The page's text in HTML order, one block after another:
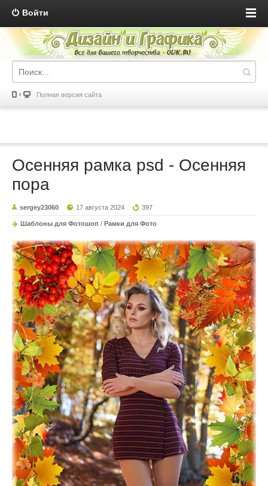
Войти
Полная версия сайта
Осенняя рамка psd - Осенняя
пора
sergey23060 17 августа 2024 397
Шаблоны для Фотошоп / Рамки для Фото